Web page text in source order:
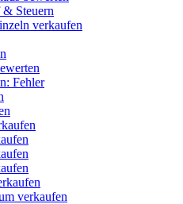
Steuern
verkaufen
Fehler
verkaufen